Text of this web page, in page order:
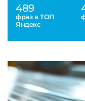
489
фраз в ТОП
Яндекс